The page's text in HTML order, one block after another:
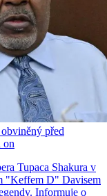
před
on
Tupaca Shakura v
"Keffem D" Davisem
Informuje o